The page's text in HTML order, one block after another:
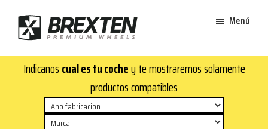
contenido
principal
de
página
Brexten
aluminio
premium
¡En
Brexten.com
encontrarás
Menú
Indicanos cual es tu cochey te mostraremos solamente
productos compatibles